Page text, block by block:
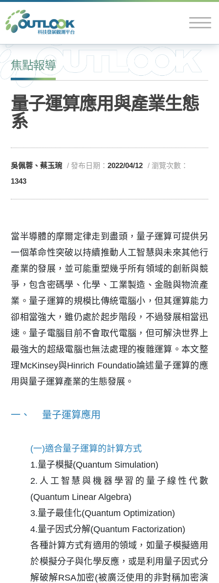
焦點報導
量子運算應用與產業生態
系
吳佩蓉、蔡玉琬 / 發布日期：2022/04/12
/ 瀏覽次數：
1343
當半導體的摩爾定律走到盡頭，量子運算可提供另
一個革命性突破以持續推動人工智慧與未來其他行
產業的發展，並可能重塑幾乎所有領域的創新與競
爭，包含密碼學、化學、工業製造、金融與物流產
業。量子運算的規模比傳統電腦小，但其運算能力
卻相當強大，雖仍處於起步階段，不過發展相當迅
速。量子電腦目前不會取代電腦，但可解決世界上
最強大的超級電腦也無法處理的複雜運算。本文整
理McKinsey與Hinrich Foundatio論述量子運算的應
用與量子運算產業的生態發展。
一、 量子運算應用
(一)適合量子運算的計算方式
1.量子模擬(Quantum Simulation)
2.人工智慧與機器學習的量子線性代數
(Quantum Linear Algebra)
3.量子最佳化(Quantum Optimization)
4.量子因式分解(Quantum Factorization)
各種計算方式有適用的領域，如量子模擬適用
於模擬分子與化學反應，或是利用量子因式分
解破解RSA加密(被廣泛使用的非對稱加密演